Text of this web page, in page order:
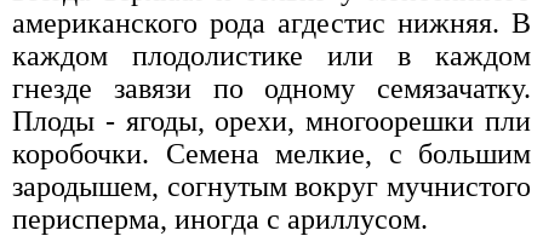
американского рода агдестис нижняя. В
каждом плодолистике или в каждом
гнезде завязи по одному семязачатку.
Плоды - ягоды, орехи, многоорешки пли
коробочки. Семена мелкие, с большим
зародышем, согнутым вокруг мучнистого
перисперма, иногда с ариллусом.